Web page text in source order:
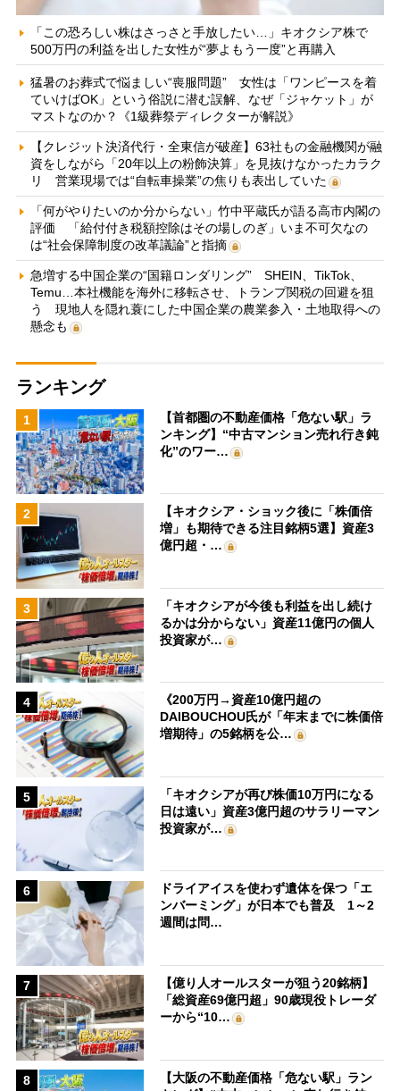
「この恐ろしい株はさっさと手放したい…」キオクシア株で
500万円の利益を出した女性が“夢よもう一度”と再購入
猛暑のお葬式で悩ましい“喪服問題” 女性は「ワンピースを着
ていけばOK」という俗説に潜む誤解、なぜ「ジャケット」が
マストなのか？《1級葬祭ディレクターが解説》
【クレジット決済代行・全東信が破産】63社もの金融機関が融
資をしながら「20年以上の粉飾決算」を見抜けなかったカラク
リ 営業現場では“自転車操業”の焦りも表出していた
「何がやりたいのか分からない」竹中平蔵氏が語る高市内閣の
評価 「給付付き税額控除はその場しのぎ」いま不可欠なの
は“社会保障制度の改革議論”と指摘
急増する中国企業の“国籍ロンダリング” SHEIN、TikTok、
Temu…本社機能を海外に移転させ、トランプ関税の回避を狙
う 現地人を隠れ蓑にした中国企業の農業参入・土地取得への
懸念も
ランキング
1
【首都圏の不動産価格「危ない駅」ラ
ンキング】“中古マンション売れ行き鈍
化”のワー…
2
【キオクシア・ショック後に「株価倍
増」も期待できる注目銘柄5選】資産3
億円超・…
3
「キオクシアが今後も利益を出し続け
るかは分からない」資産11億円の個人
投資家が…
4
《200万円→資産10億円超の
DAIBOUCHOU氏が「年末までに株価倍
増期待」の5銘柄を公…
5
「キオクシアが再び株価10万円になる
日は遠い」資産3億円超のサラリーマン
投資家が…
6
ドライアイスを使わず遺体を保つ「エ
ンバーミング」が日本でも普及 1～2
週間は問…
7
【億り人オールスターが狙う20銘柄】
「総資産69億円超」90歳現役トレーダ
ーから“10…
8
【大阪の不動産価格「危ない駅」ラン